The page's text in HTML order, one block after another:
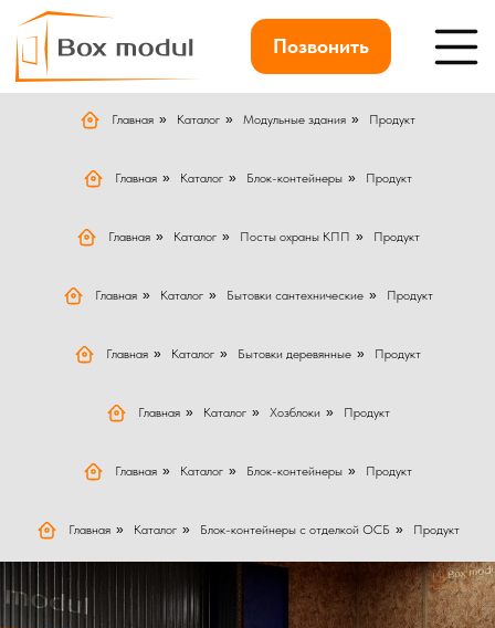
Позвонить
Главная » Каталог » Модульные здания » Продукт
Главная » Каталог » Блок-контейнеры » Продукт
Главная » Каталог » Посты охраны КПП » Продукт
Главная » Каталог » Бытовки сантехнические » Продукт
Главная » Каталог » Бытовки деревянные » Продукт
Главная » Каталог » Хозблоки » Продукт
Главная » Каталог » Блок-контейнеры » Продукт
Главная » Каталог » Блок-контейнеры с отделкой ОСБ » Продукт